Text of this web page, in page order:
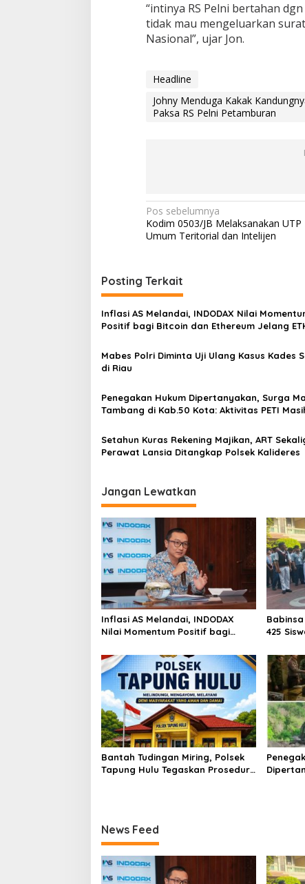
“intinya RS Pelni bertahan
tidak mau mengeluarkan
Nasional”, ujar Jon.
Headline
Johny Menduga Kakak
Paksa RS Pelni Petamburan
N
a
i
g
a
s
i
s
Pos sebelumnya
Kodim 0503/JB Melaksanakan UTP
Umum Teritorial dan Intelijen
Posting Terkait
Inflasi AS Melandai, INDODAX Nilai
Positif bagi Bitcoin dan Ethereum Jelang
Mabes Polri Diminta Uji Ulang Kasus Kades
di Riau
Penegakan Hukum Dipertanyakan, Surga
Tambang di Kab.50 Kota: Aktivitas PETI
Setahun Kuras Rekening Majikan, ART
Perawat Lansia Ditangkap Polsek Kalideres
Jangan Lewatkan
Inflasi AS Melandai, INDODAX
Nilai Momentum Positif bagi
Genesis Day
425
Bantah Tudingan Miring, Polsek
Tapung Hulu Tegaskan Prosedur
News Feed